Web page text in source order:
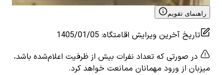
راهنمای تقویم
تاریخ آخرین ویرایش اقامتگاه:
1405/01/05
در صورتی که تعداد نفرات بیش از ظرفیت اعلام‌شده باشد،
میزبان از ورود مهمانان ممانعت خواهد کرد.